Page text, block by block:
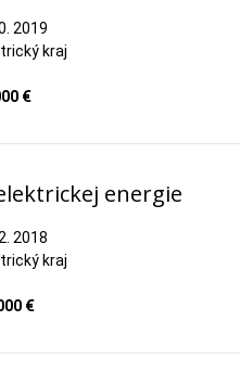
2019
kraj
€
energie
2018
kraj
€